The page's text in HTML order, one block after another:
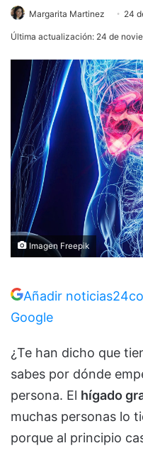
Margarita Martinez 24
Última actualización: 24 de
Imagen Freepik
Añadir
Google
¿Te han dicho que
sabes por dónde
persona. El hígado
muchas personas lo
porque al principio